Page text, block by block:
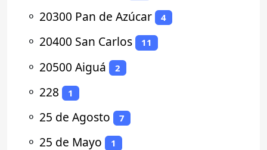
⚬ 20300 Pan de Azúcar 4
⚬ 20400 San Carlos 11
⚬ 20500 Aiguá 2
⚬ 228 1
⚬ 25 de Agosto 7
⚬ 25 de Mayo 1